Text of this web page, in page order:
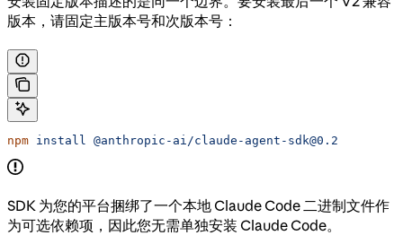
版本，请固定主版本号和次版本号：
npm install @anthropic-ai/claude-agent-sdk@0.2
SDK 为您的平台捆绑了一个本地 Claude Code 二进制文件作
为可选依赖项，因此您无需单独安装 Claude Code。